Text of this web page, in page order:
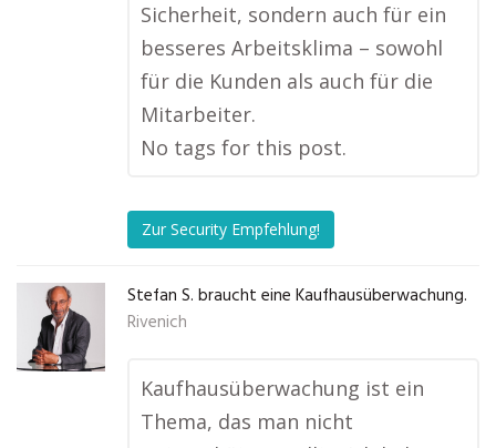
Sicherheit, sondern auch für ein
besseres Arbeitsklima – sowohl
für die Kunden als auch für die
Mitarbeiter.
No tags for this post.
Zur Security Empfehlung!
Stefan S. braucht eine Kaufhausüberwachung.
Rivenich
Kaufhausüberwachung ist ein
Thema, das man nicht